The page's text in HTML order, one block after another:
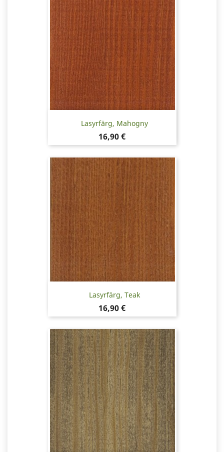
Lasyrfärg, Mahogny
Pris
16,90 €
Lasyrfärg, Teak
Pris
16,90 €